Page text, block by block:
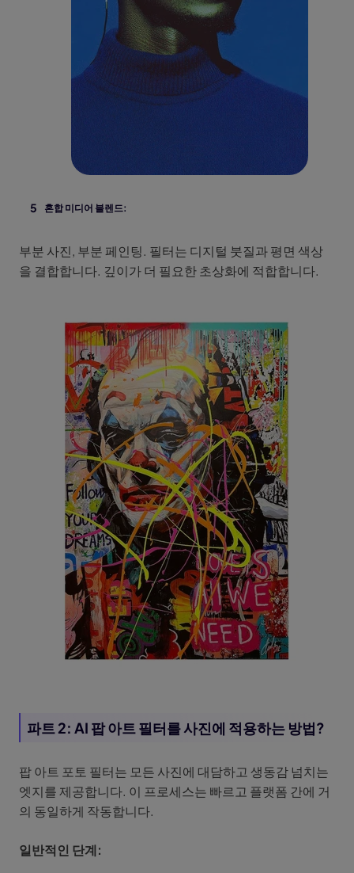
혼합 미디어 블렌드:
부분 사진, 부분 페인팅. 필터는 디지털 붓질과 평면 색상
을 결합합니다. 깊이가 더 필요한 초상화에 적합합니다.
파트 2: AI 팝 아트 필터를 사진에 적용하는 방법?
팝 아트 포토 필터는 모든 사진에 대담하고 생동감 넘치는
엣지를 제공합니다. 이 프로세스는 빠르고 플랫폼 간에 거
의 동일하게 작동합니다.
일반적인 단계: